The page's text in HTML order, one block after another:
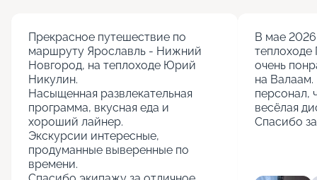
Прекрасное путешествие по
маршруту Ярославль - Нижний
Новгород, на теплоходе Юрий
Никулин.
Насыщенная развлекательная
программа, вкусная еда и
хороший лайнер.
Экскурсии интересные,
продуманные выверенные по
времени.
В мае
теплоходе
очень
на Валаам.
персонал,
весёлая
Спасибо